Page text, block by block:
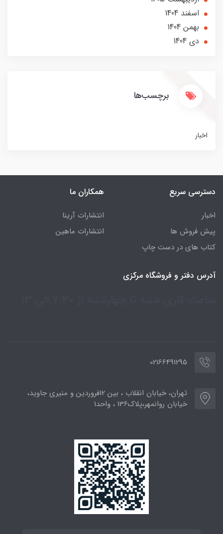
اسفند 1404
بهمن 1404
دی 1404
برچسب‌ها
اخبار
دسترسی سریع
اخبار
پیش فروش ها
کتاب های در دست چاپ
همکاران ما
انتشارات آرینا
انتشارات ماهین
آدرس دفتر و فروشگاه مرکزی
02166491295
تهران، خیابان انقلاب ، بین 12فروردین و منیری جاوید،
خیابان روانمهر،پلاک136 ، واحد1